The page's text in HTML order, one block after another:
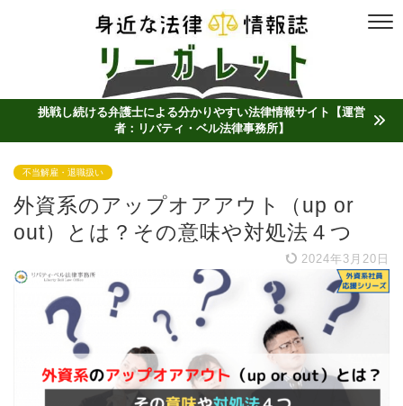
挑戦し続ける弁護士による分かりやすい法律情報サイト【運営
者：リバティ・ベル法律事務所】
不当解雇・退職扱い
外資系のアップオアアウト（up or
out）とは？その意味や対処法４つ
2024年3月20日